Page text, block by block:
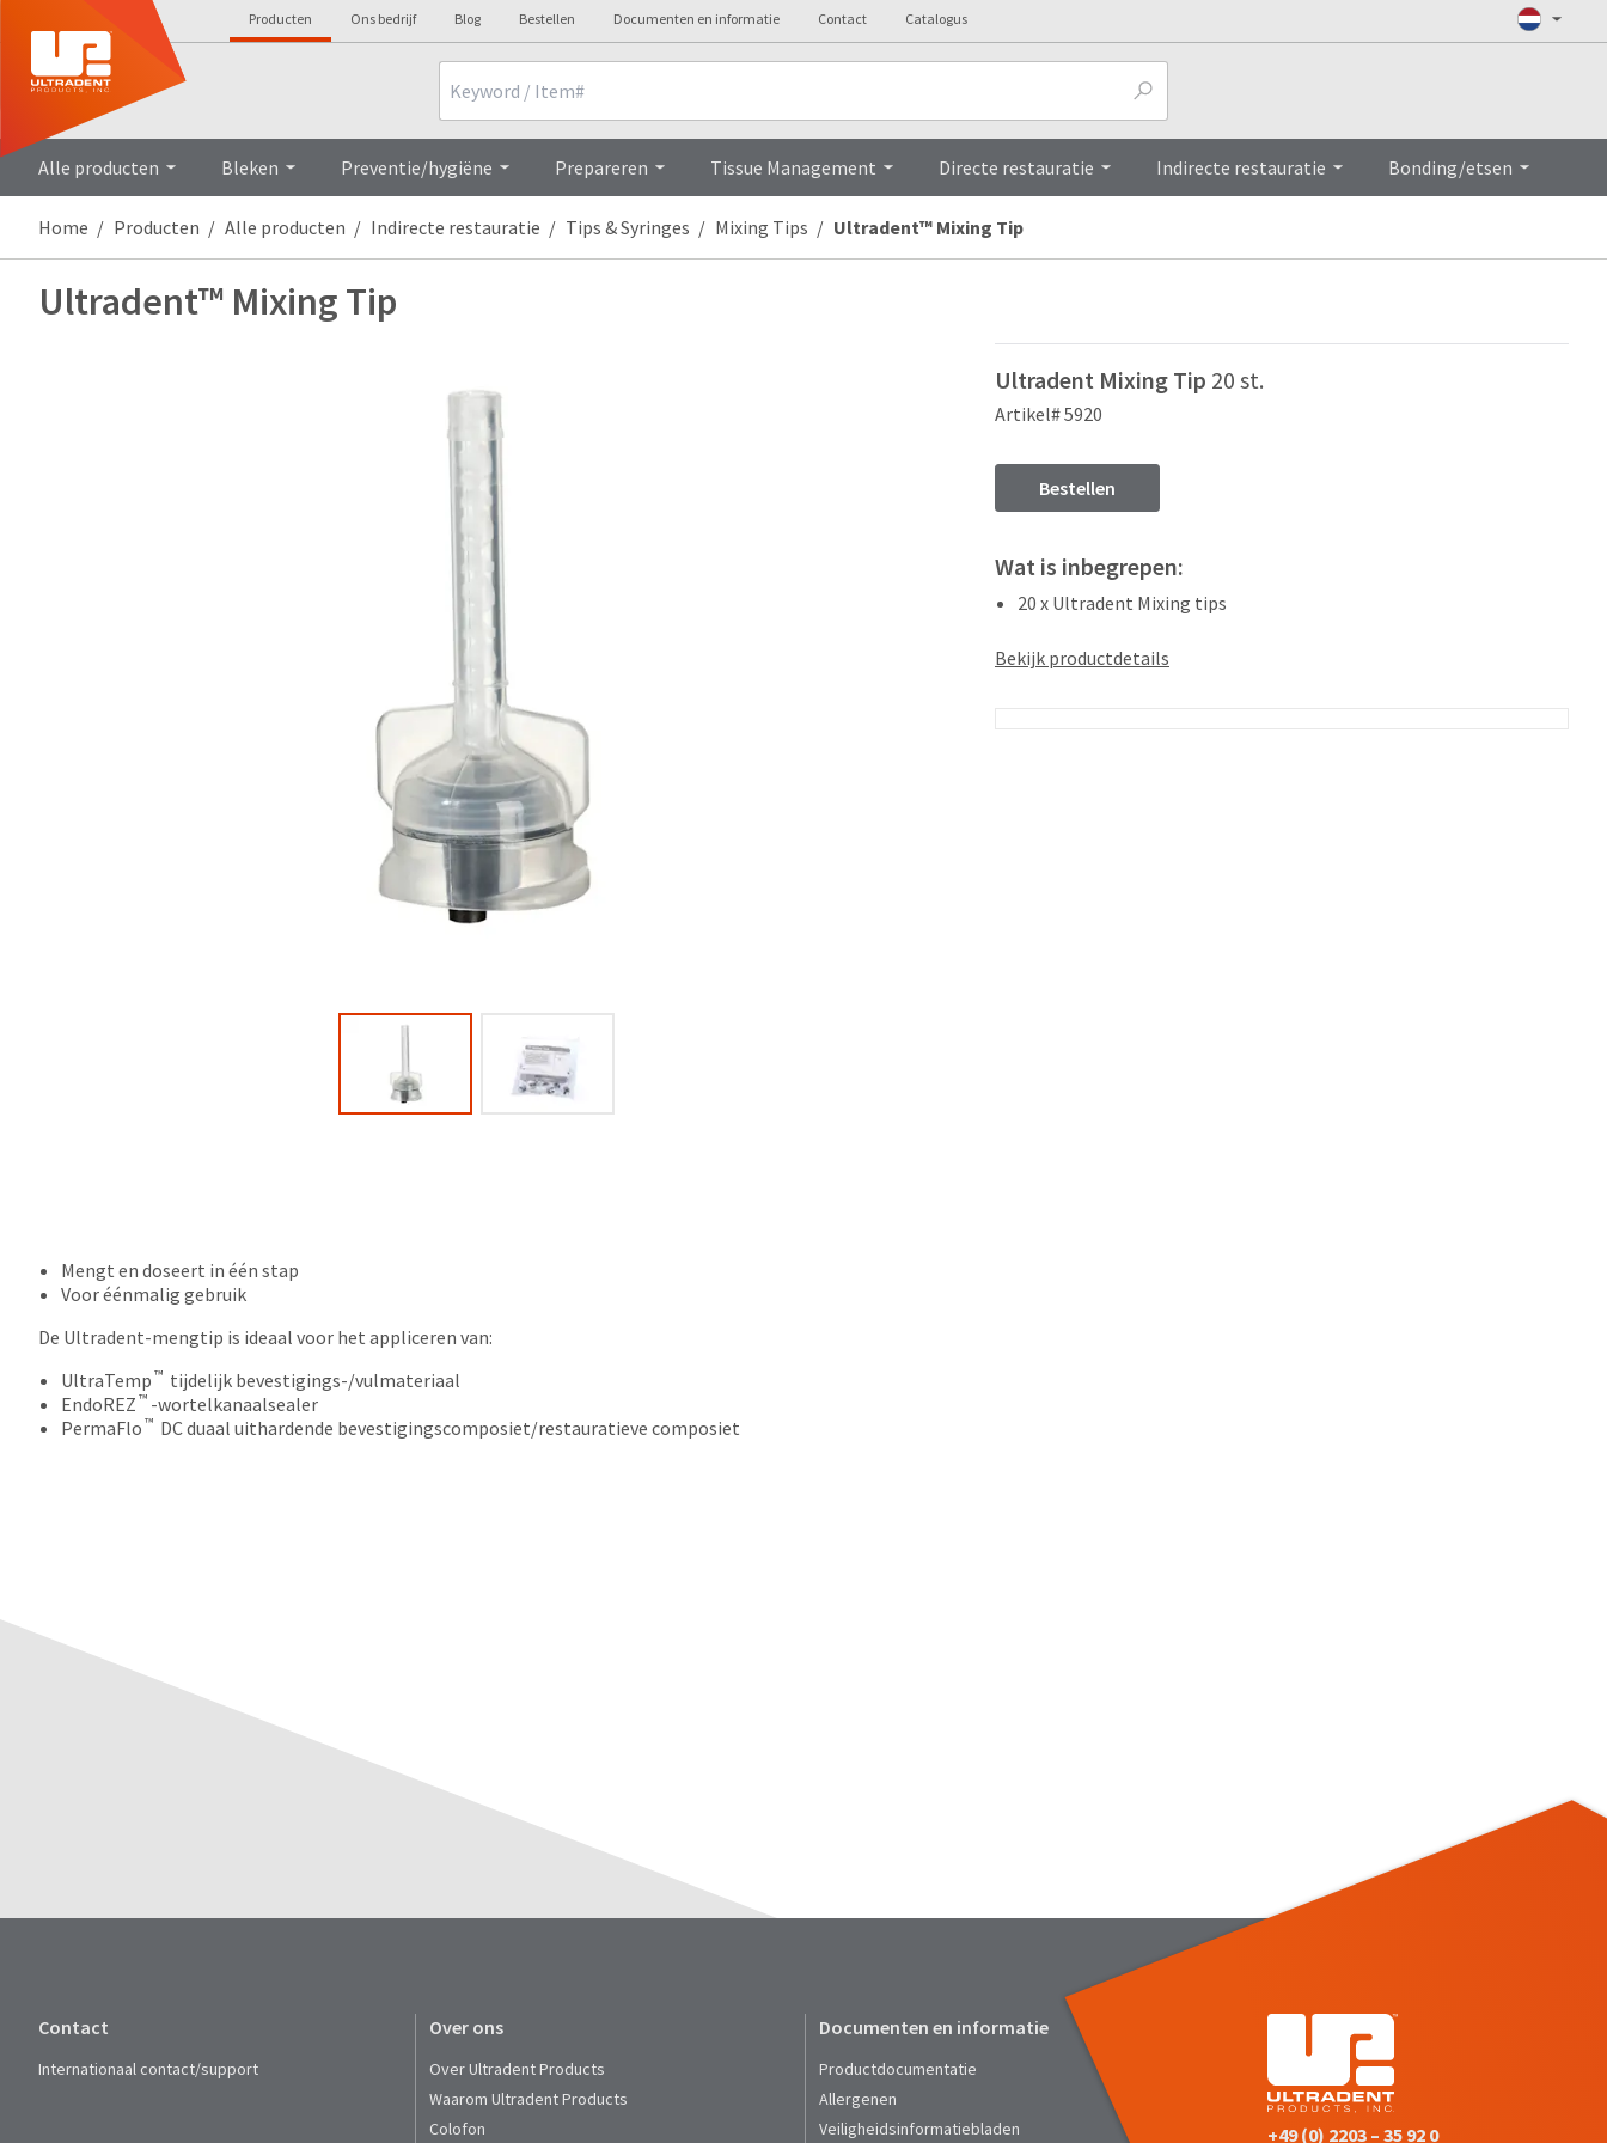
Producten Ons bedrijf Blog Bestellen Documenten en informatie Contact Catalogus
Alle producten Bleken Preventie/hygiëne Prepareren Tissue Management Directe restauratie Indirecte restauratie Bonding/etsen
Home Producten Alle producten Indirecte restauratie Tips & Syringes Mixing Tips Ultradent™ Mixing Tip
Ultradent™ Mixing Tip
Ultradent Mixing Tip 20 st.
Artikel# 5920
Bestellen
Wat is inbegrepen:
20 x Ultradent Mixing tips
Bekijk productdetails
Mengt en doseert in één stap
Voor éénmalig gebruik
De Ultradent-mengtip is ideaal voor het appliceren van:
UltraTemp ™ tijdelijk bevestigings-/vulmateriaal
EndoREZ ™ -wortelkanaalsealer
PermaFlo ™ DC duaal uithardende bevestigingscomposiet/restauratieve composiet
Contact
Internationaal contact/support
Over ons
Over Ultradent Products
Waarom Ultradent Products
Colofon
Documenten en informatie
Productdocumentatie
Allergenen
Veiligheidsinformatiebladen
+49 (0) 2203 – 35 92 0